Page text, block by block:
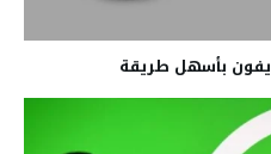
بأسهل طريقة